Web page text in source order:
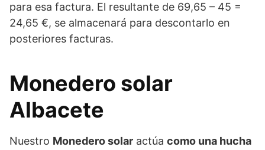
para esa factura. El resultante de 69,65 – 45 =
24,65 €, se almacenará para descontarlo en
posteriores facturas.
Monedero solar
Albacete
Nuestro Monedero solar actúa como una hucha